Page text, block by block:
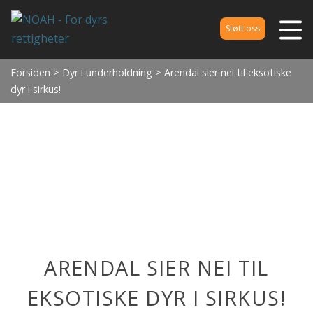
Støtt oss
Forsiden > Dyr i underholdning > Arendal sier nei til eksotiske
dyr i sirkus!
ARENDAL SIER NEI TIL
EKSOTISKE DYR I SIRKUS!